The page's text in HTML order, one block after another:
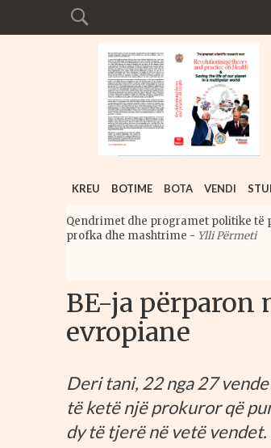
KREU BOTIME BOTA VENDI
Qendrimet dhe programet politike të
profka dhe mashtrime - Ylli Përmeti
BE-ja përparon
evropiane
Deri tani, 22 nga 27
të ketë një prokuror që
dy të tjerë në vetë vendet.